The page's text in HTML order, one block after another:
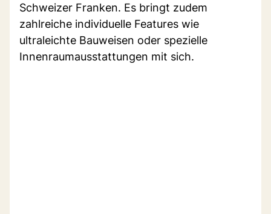
Schweizer Franken. Es bringt zudem
zahlreiche individuelle Features wie
ultraleichte Bauweisen oder spezielle
Innenraumausstattungen mit sich.